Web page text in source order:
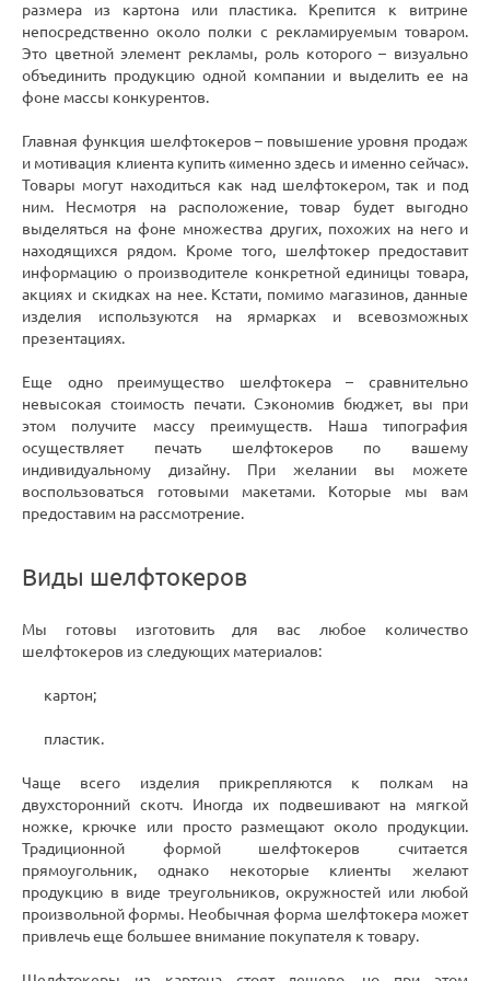
размера из картона или пластика. Крепится к витрине
непосредственно около полки с рекламируемым товаром.
Это цветной элемент рекламы, роль которого – визуально
объединить продукцию одной компании и выделить ее на
фоне массы конкурентов.
Главная функция шелфтокеров – повышение уровня продаж
и мотивация клиента купить «именно здесь и именно сейчас».
Товары могут находиться как над шелфтокером, так и под
ним. Несмотря на расположение, товар будет выгодно
выделяться на фоне множества других, похожих на него и
находящихся рядом. Кроме того, шелфтокер предоставит
информацию о производителе конкретной единицы товара,
акциях и скидках на нее. Кстати, помимо магазинов, данные
изделия используются на ярмарках и всевозможных
презентациях.
Еще одно преимущество шелфтокера – сравнительно
невысокая стоимость печати. Сэкономив бюджет, вы при
этом получите массу преимуществ. Наша типография
осуществляет печать шелфтокеров по вашему
индивидуальному дизайну. При желании вы можете
воспользоваться готовыми макетами. Которые мы вам
предоставим на рассмотрение.
Виды шелфтокеров
Мы готовы изготовить для вас любое количество
шелфтокеров из следующих материалов:
картон;
пластик.
Чаще всего изделия прикрепляются к полкам на
двухсторонний скотч. Иногда их подвешивают на мягкой
ножке, крючке или просто размещают около продукции.
Традиционной формой шелфтокеров считается
прямоугольник, однако некоторые клиенты желают
продукцию в виде треугольников, окружностей или любой
произвольной формы. Необычная форма шелфтокера может
привлечь еще большее внимание покупателя к товару.